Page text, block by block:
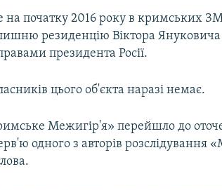
початку 2016 року в кримських
резиденцію Віктора Януковича
президента Росії.
цього об'єкта наразі немає.
Межигір'я» перейшло до
одного з авторів розслідування